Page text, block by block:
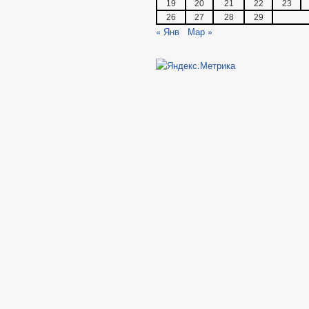
19
20 21 22 23
26
27 28 29
« Янв Мар »